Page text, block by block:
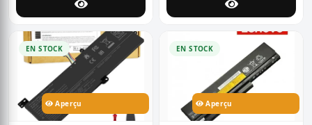
EN STOCK
Aperçu
EN STOCK
Aperçu